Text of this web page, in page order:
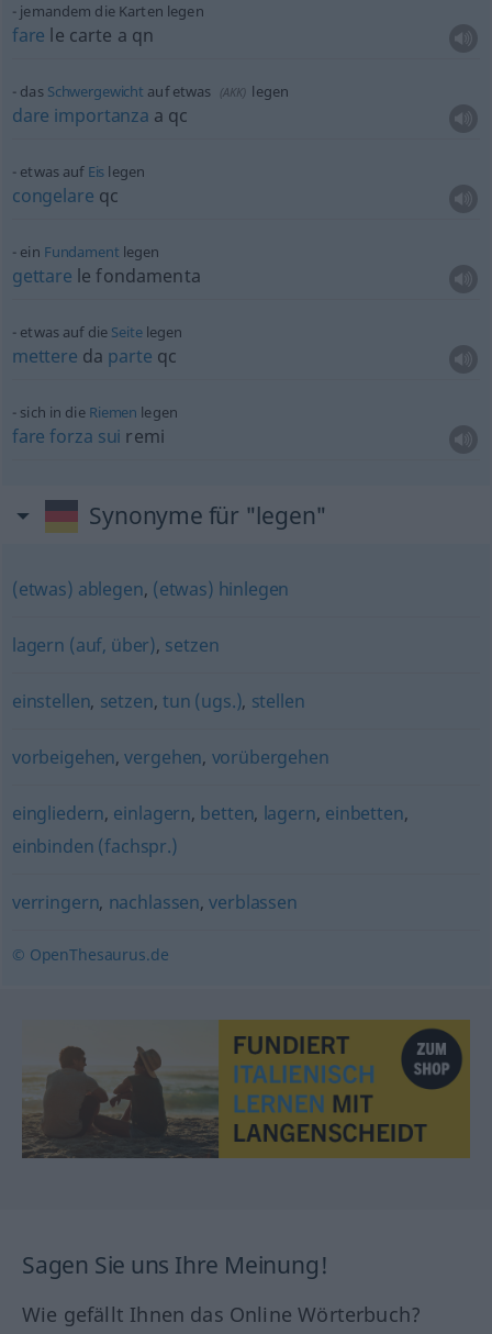
jemandem die Karten legen
fare le carte a qn
das Schwergewicht aufetwas (AKK) legen
dare importanza a qc
etwasauf Eis legen
congelare qc
ein Fundament legen
gettare le fondamenta
etwasauf die Seitelegen
mettere da parte qc
sich in die Riemen legen
fare forza sui remi
Synonyme für "legen"
(etwas) ablegen, (etwas) hinlegen
lagern (auf, über), setzen
einstellen, setzen, tun (ugs.), stellen
vorbeigehen,vergehen, vorübergehen
eingliedern, einlagern, betten, lagern, einbetten,
einbinden (fachspr.)
verringern, nachlassen,verblassen
© OpenThesaurus.de
Sagen Sie uns Ihre Meinung!
Wie gefällt Ihnen das Online Wörterbuch?